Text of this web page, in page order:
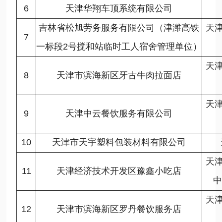
6
天津华翔车顶系统有限公司
7
吉林省松旭劳务服务有限公司（津潍高铁
一标段2号搅和站临时工人宿舍管理单位）
天
8 天津市滨海新区牙古牛肉拉面店
天
9 天津中云餐饮服务有限公司
天
10 天津市天宇塑料包装材料有限公司
11 天津经济技术开发区豫鑫小吃店
天
12 天津市滨海新区罗丹餐饮服务店
天